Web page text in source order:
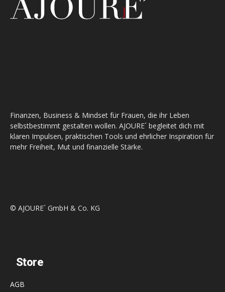
Finanzen, Business & Mindset für Frauen, die ihr Leben
selbstbestimmt gestalten wollen. AJOURE´ begleitet dich mit
klaren Impulsen, praktischen Tools und ehrlicher Inspiration für
mehr Freiheit, Mut und finanzielle Stärke.
© AJOURE´ GmbH & Co. KG
Store
AGB